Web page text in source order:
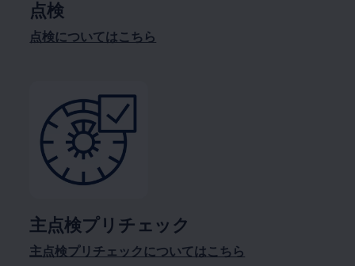
点検
点検についてはこちら
主点検プリチェック
主点検プリチェックについてはこちら